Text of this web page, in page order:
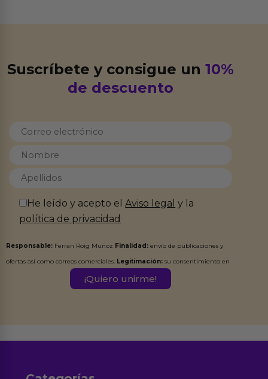
Suscríbete y consigue un10%
de descuento
He leído y acepto elAviso legal y la
política de privacidad
Responsable: Ferran Roig Muñoz Finalidad: envío de publicaciones y
ofertas así como correos comerciales. Legitimación: su consentimiento en
Destinatarios:Ferran Roig Muñoz. Podrás ejercer tus